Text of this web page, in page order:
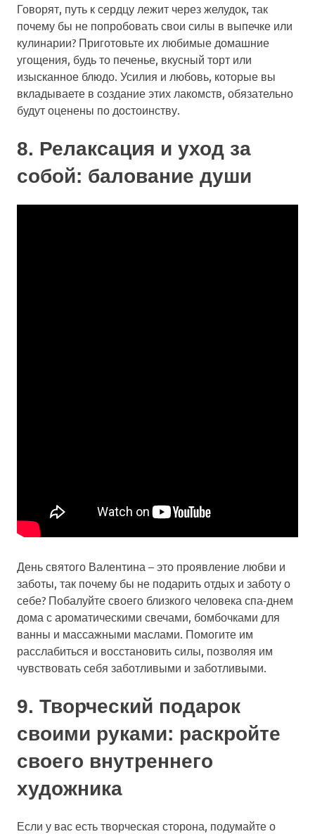
Говорят, путь к сердцу лежит через желудок, так
почему бы не попробовать свои силы в выпечке или
кулинарии? Приготовьте их любимые домашние
угощения, будь то печенье, вкусный торт или
изысканное блюдо. Усилия и любовь, которые вы
вкладываете в создание этих лакомств, обязательно
будут оценены по достоинству.
8. Релаксация и уход за
собой: балование души
День святого Валентина – это проявление любви и
заботы, так почему бы не подарить отдых и заботу о
себе? Побалуйте своего близкого человека спа-днем
дома с ароматическими свечами, бомбочками для
ванны и массажными маслами. Помогите им
расслабиться и восстановить силы, позволяя им
чувствовать себя заботливыми и заботливыми.
9. Творческий подарок
своими руками: раскройте
своего внутреннего
художника
Если у вас есть творческая сторона, подумайте о